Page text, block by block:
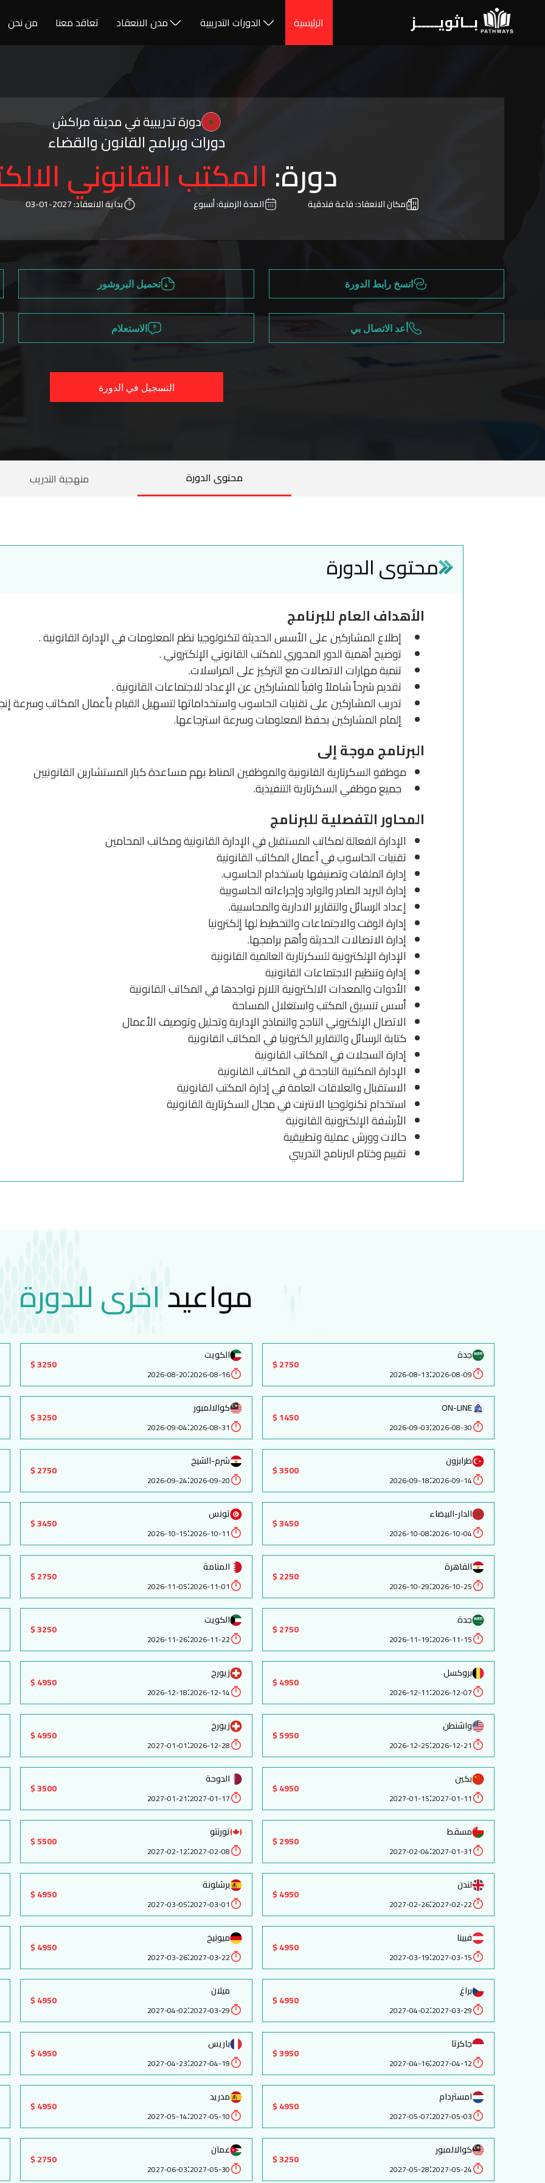
بــاثويـــــز الرئيسية الدورات التدريبية مدن الانعقاد تعاقد معنا من نحن
دورة تدريبية في مدينة مراكش
دورات وبرامج القانون والقضاء
دورة: المكتب القانوني
مكان الانعقاد:قاعة فندقية المدة الزمنية:أسبوع بداية الانعقاد:2027-01-03
انسخ رابط الدورة تحميل البروشور
أعد الاتصال بي الاستعلام
التسجيل في الدورة
محتوى الدورة منهجية التدريب
محتوى الدورة
الأهداف العام للبرنامج
إطلاع المشاركين على الأسس الحديثة لتكنولوجيا نظم المعلومات في الإدارة القانونية .
توضيح أهمية الدور المحوري للمكتب القانوني الإلكتروني .
تنمية مهارات الاتصالات مع التركيز على المراسلات.
تقديم شرحاً شاملاً وافياً للمشاركين عن الإعداد للاجتماعات القانونية .
تدريب المشاركين على تقنيات الحاسوب واستخداماتها لتسهيل القيام بأعمال المكاتب وسرعة
إلمام المشاركين بحفظ المعلومات وسرعة استرجاعها.
البرنامج موجة إلى
موظفو السكرتارية القانونية والموظفين المناط بهم مساعدة كبار المستشارين القانونيين
جميع موظفي السكرتارية التنفيذية.
المحاور التفصلية للبرنامج
الإدارة الفعالة لمكاتب المستقبل في الإدارة القانونية ومكاتب المحامين
تقنيات الحاسوب في أعمال المكاتب القانونية
إدارة الملفات وتصنيفها باستخدام الحاسوب.
إدارة البريد الصادر والوارد وإجراءاته الحاسوبية
إعداد الرسائل والتقارير الادارية والمحاسبية.
إدارة الوقت والاجتماعات والتخطيط لها إلكترونيا
إدارة الاتصالات الحديثة وأهم برامجها.
الإدارة الإلكترونية للسكرتارية العالمية القانونية
إدارة وتنظيم الاجتماعات القانونية
الأدوات والمعدات الالكترونية اللازم تواجدها في المكاتب القانونية
أسس تنسيق المكتب واستغلال المساحة
الاتصال الإلكتروني الناجح والنماذج الإدارية وتحليل وتوصيف الأعمال
كتابة الرسائل والتقارير الكترونيا في المكاتب القانونية
إدارة السجلات في المكاتب القانونية
الإدارة المكتبية الناجحة في المكاتب القانونية
الاستقبال والعلاقات العامة في إدارة المكتب القانونية
استخدام تكنولوجيا الانترنت في مجال السكرتارية القانونية
الأرشفة الإلكترونية القانونية
حالات وورش عملية وتطبيقية
تقييم وختام البرنامج التدريبي
مواعيداخرى للدورة
جدة
2026-08-09
:
2026-08-13
2750 $
الكويت
2026-08-16
:
2026-08-20
3250 $
ON-LINE
2026-08-30
:
2026-09-03
1450 $
كوالالمبور
2026-08-31
:
2026-09-04
3250 $
طرابزون
2026-09-14
:
2026-09-18
3500 $
شرم-الشيخ
2026-09-20
:
2026-09-24
2750 $
الدار-البيضاء
2026-10-04
:
2026-10-08
3450 $
تونس
2026-10-11
:
2026-10-15
3450 $
القاهرة
2026-10-25
:
2026-10-29
2250 $
المنامة
2026-11-01
:
2026-11-05
2750 $
جدة
2026-11-15
:
2026-11-19
2750 $
الكويت
2026-11-22
:
2026-11-26
3250 $
بروكسل
2026-12-07
:
2026-12-11
4950 $
زيورخ
2026-12-14
:
2026-12-18
4950 $
واشنطن
2026-12-21
:
2026-12-25
5950 $
زيورخ
2026-12-28
:
2027-01-01
4950 $
بكين
2027-01-11
:
2027-01-15
4950 $
الدوحة
2027-01-17
:
2027-01-21
3500 $
مسقط
2027-01-31
:
2027-02-04
2950 $
تورنتو
2027-02-08
:
2027-02-12
5500 $
لندن
2027-02-22
:
2027-02-26
4950 $
برشلونة
2027-03-01
:
2027-03-05
4950 $
فيينا
2027-03-15
:
2027-03-19
4950 $
ميونيخ
2027-03-22
:
2027-03-26
4950 $
براغ
2027-03-29
:
2027-04-02
4950 $
ميلان
2027-03-29
:
2027-04-02
4950 $
جاكرتا
2027-04-12
:
2027-04-16
3950 $
باريس
2027-04-19
:
2027-04-23
4950 $
امستردام
2027-05-03
:
2027-05-07
4950 $
مدريد
2027-05-10
:
2027-05-14
4950 $
كوالالمبور
2027-05-24
:
2027-05-28
3250 $
عمان
2027-05-30
:
2027-06-03
2750 $